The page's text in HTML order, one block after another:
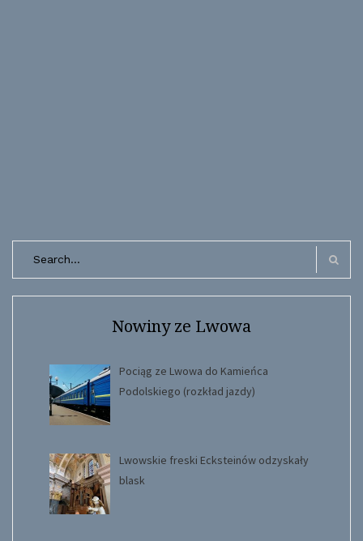
Search
Nowiny ze Lwowa
Pociąg ze Lwowa do Kamieńca
Podolskiego (rozkład jazdy)
Lwowskie freski Ecksteinów odzyskały
blask